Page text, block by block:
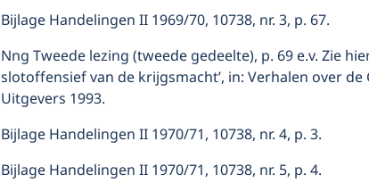
Bijlage Handelingen II 1969/70, 10738, nr. 3, p. 67.
Nng Tweede lezing (tweede gedeelte), p. 69 e.v. Zie
slotoffensief van de krijgsmacht’, in: Verhalen over
Uitgevers 1993.
Bijlage Handelingen II 1970/71, 10738, nr. 4, p. 3.
Bijlage Handelingen II 1970/71, 10738, nr. 5, p. 4.